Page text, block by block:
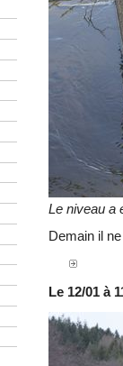
Le niveau a
Demain il
Le 12/01 à